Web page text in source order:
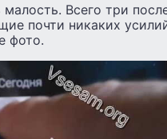
малость. Всего три
почти никаких
фото.